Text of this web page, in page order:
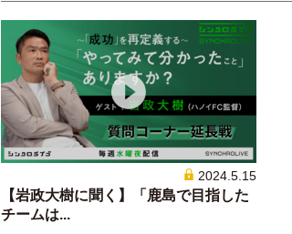
2024.5.15
【岩政大樹に聞く】「鹿島で目指した
チームは...